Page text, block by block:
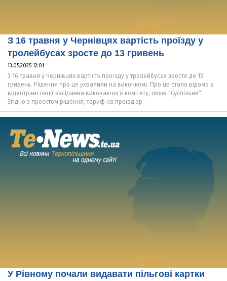
З 16 травня у Чернівцях вартість проїзду у
тролейбусах зросте до 13 гривень
13.05.2025 12:01
З 16 травня у Чернівцях вартість проїзду у тролейбусах зросте до 13
гривень. Рішення про це ухвалили на виконкомі. Про це стало відомо з
відеотрансляції засідання виконавчого комітету, пише "Суспільне".
Згідно з проєктом рішення, тариф на проїзд зр
У Рівному почали видавати пільгові картки